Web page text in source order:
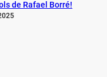
de Rafael Borré!